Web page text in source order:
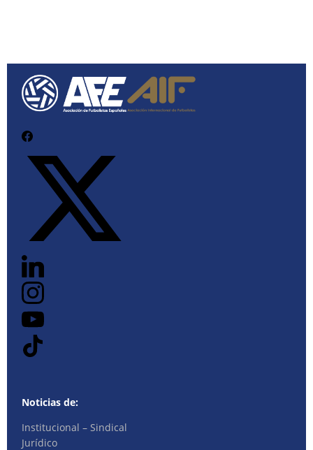
Noticias de:
Institucional – Sindical
Jurídico